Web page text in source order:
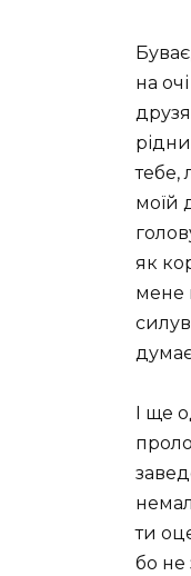
на
тебе,
моїй
як
мене
І ще
ти
бо не